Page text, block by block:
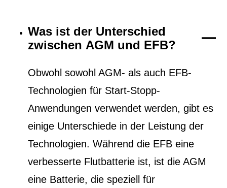
Was ist der Unterschied
zwischen AGM und EFB?
Obwohl sowohl AGM- als auch EFB-
Technologien für Start-Stopp-
Anwendungen verwendet werden, gibt es
einige Unterschiede in der Leistung der
Technologien. Während die EFB eine
verbesserte Flutbatterie ist, ist die AGM
eine Batterie, die speziell für